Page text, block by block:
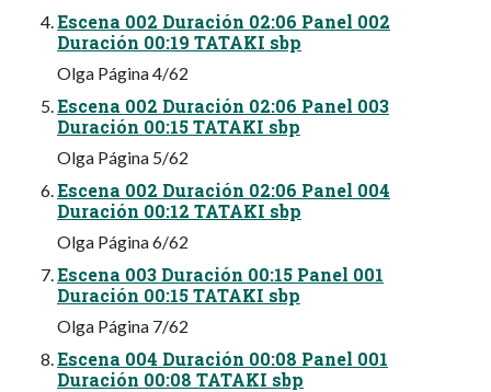
Escena 002 Duración 02:06 Panel 002
Duración 00:19 TATAKI sbp
Olga Página 4/62
Escena 002 Duración 02:06 Panel 003
Duración 00:15 TATAKI sbp
Olga Página 5/62
Escena 002 Duración 02:06 Panel 004
Duración 00:12 TATAKI sbp
Olga Página 6/62
Escena 003 Duración 00:15 Panel 001
Duración 00:15 TATAKI sbp
Olga Página 7/62
Escena 004 Duración 00:08 Panel 001
Duración 00:08 TATAKI sbp